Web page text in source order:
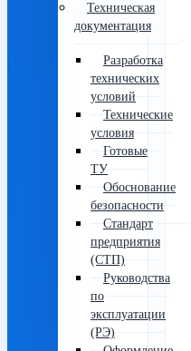
Техническая
документация
Разработка
технических
условий
Технические
условия
Готовые
ТУ
Обоснование
безопасности
Стандарт
предприятия
(СТП)
Руководства
по
эксплуатации
(РЭ)